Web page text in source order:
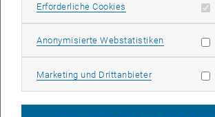
Handlungsempfehlungen.
Deutsch:Antworten auf Migrant:innen mit
Aufenthaltsstatus in Wien: Rahmen, Strategien
Erforderliche Cookies Erforderliche
Anonymisierte WebstatistikenStatistik
Marketing und DrittanbieterMarketing